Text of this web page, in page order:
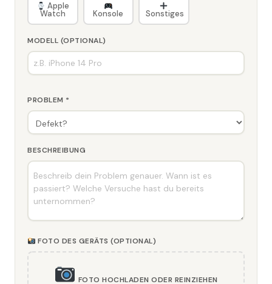
Apple
Watch Konsole Sonstiges
MODELL (OPTIONAL)
PROBLEM *
BESCHREIBUNG
FOTO DES GERÄTS (OPTIONAL)
FOTO HOCHLADEN ODER REINZIEHEN